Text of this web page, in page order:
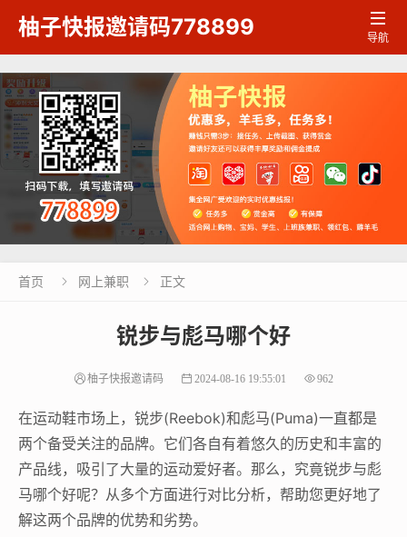
柚子快报邀请码778899 
导航
首页  网上兼职  正文
锐步与彪马哪个好
柚子快报邀请码 2024-08-16 19:55:01 962
在运动鞋市场上，锐步(Reebok)和彪马(Puma)一直都是
两个备受关注的品牌。它们各自有着悠久的历史和丰富的
产品线，吸引了大量的运动爱好者。那么，究竟锐步与彪
马哪个好呢？从多个方面进行对比分析，帮助您更好地了
解这两个品牌的优势和劣势。